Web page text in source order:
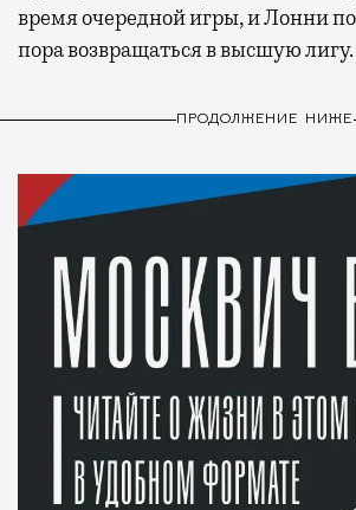
время очередной игры, и Лонни
пора возвращаться в высшую лигу.
ПРОДОЛЖЕНИЕ НИЖЕ